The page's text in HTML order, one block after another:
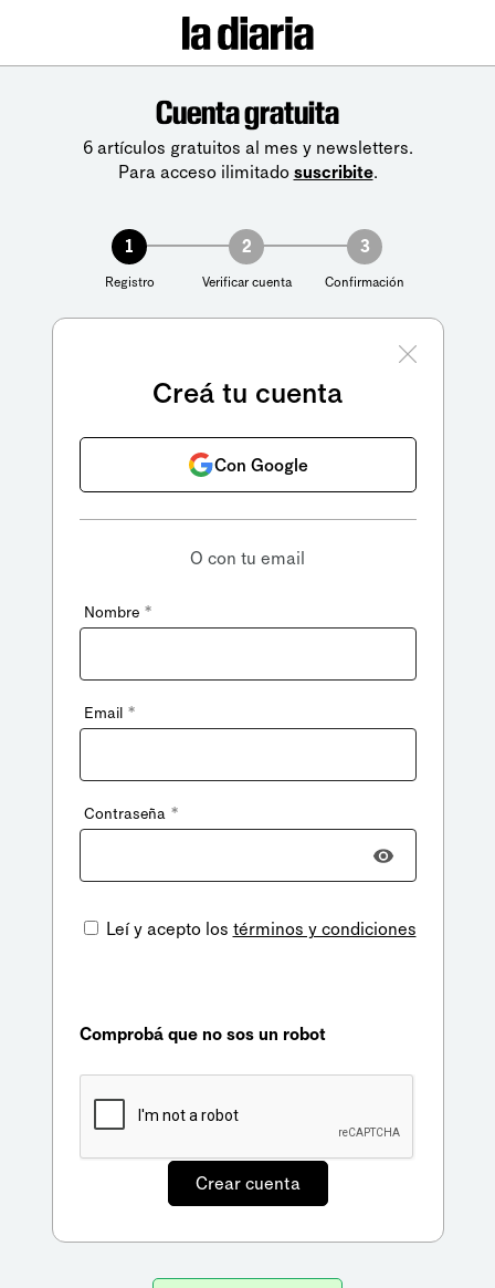
Cuenta gratuita
6 artículos gratuitos al mes y newsletters.
Para acceso ilimitado suscribite.
1
Registro
2
Verificar cuenta
3
Confirmación
Creá tu cuenta
Con Google
O con tu email
Nombre *
Email *
Contraseña *
Leí y acepto los términos y condiciones
Comprobá que no sos un robot